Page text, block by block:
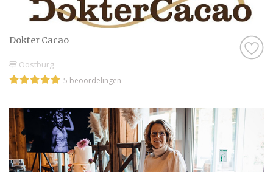
Dokter Cacao
Oostburg
5 beoordelingen